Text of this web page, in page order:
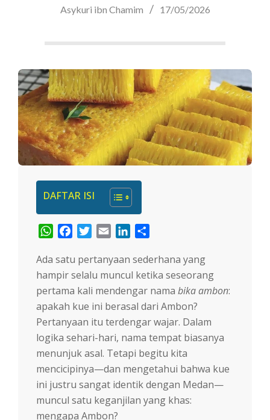
Asykuri ibn Chamim 17/05/2026
DAFTAR ISI
WhatsApp
FacebookTwitter
Email LinkedIn
Ada satu pertanyaan sederhana yang
hampir selalu muncul ketika seseorang
pertama kali mendengar nama bika ambon:
apakah kue ini berasal dari Ambon?
Pertanyaan itu terdengar wajar. Dalam
logika sehari-hari, nama tempat biasanya
menunjuk asal. Tetapi begitu kita
mencicipinya—dan mengetahui bahwa kue
ini justru sangat identik dengan Medan—
muncul satu keganjilan yang khas:
mengapa Ambon?